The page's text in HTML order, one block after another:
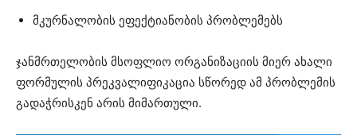
მკურნალობის ეფექტიანობის პრობლემებს
ჯანმრთელობის მსოფლიო ორგანიზაციის მიერ ახალი
ფორმულის პრეკვალიფიკაცია სწორედ ამ პრობლემის
გადაჭრისკენ არის მიმართული.